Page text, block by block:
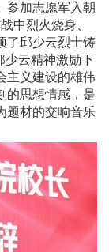
参加志愿军入朝
中烈火烧身、
了邱少云烈士铸
少云精神激励下
主义建设的雄伟
的思想情感，是
题材的交响音乐